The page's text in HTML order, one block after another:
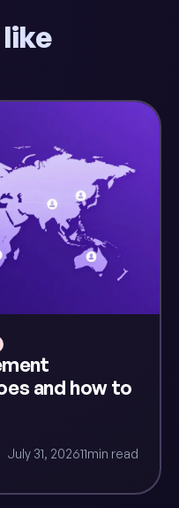
and how to
July 31, 202611min read